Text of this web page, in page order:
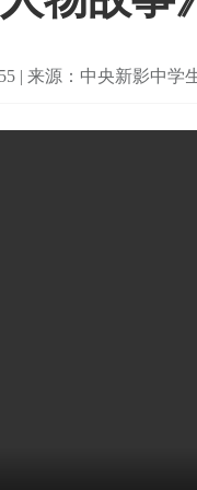
| 来源：中央新影中学